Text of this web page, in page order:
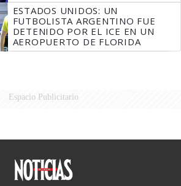
ESTADOS UNIDOS: UN
FUTBOLISTA ARGENTINO FUE
DETENIDO POR EL ICE EN UN
AEROPUERTO DE FLORIDA
Espacio Publicitario